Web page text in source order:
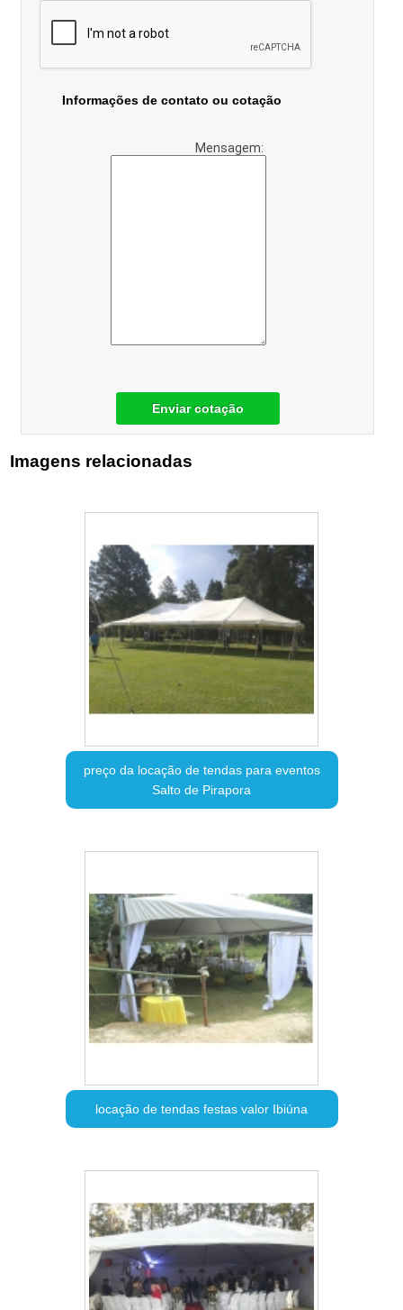
Informações de contato ou cotação
Mensagem:
Enviar cotação
Imagens relacionadas
preço da locação de tendas para eventos
Salto de Pirapora
locação de tendas festas valor Ibiúna